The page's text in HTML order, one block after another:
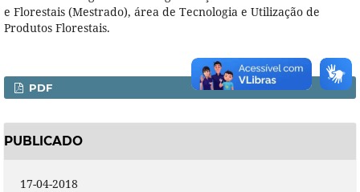
e Florestais (Mestrado), área de Tecnologia e Utilização de
Produtos Florestais.
PDF
PUBLICADO
17-04-2018